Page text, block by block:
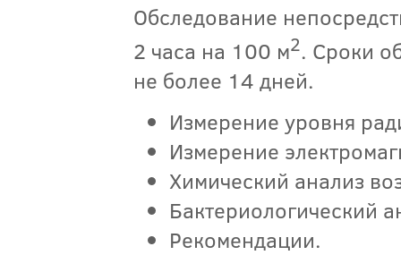
Обследование
2 часа на 100 м2. Сроки
не более 14 дней.
Измерение уровня
Измерение
Химический анализ
Бактериологический
Рекомендации.